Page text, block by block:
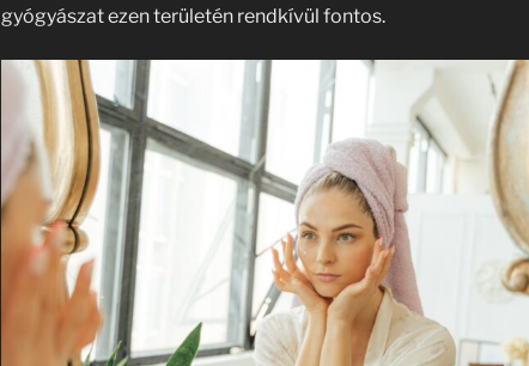
gyógyászat ezen területén rendkívül fontos.